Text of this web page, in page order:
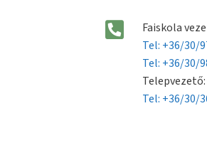
Faiskola
Tel: +36/30/
Tel: +36/30/
Tel: +36/30/